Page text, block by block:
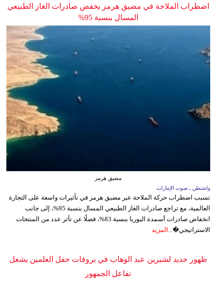
اضطراب الملاحة في مضيق هرمز يخفض صادرات الغاز الطبيعي
المسال بنسبة 95%
مضيق هرمز
واشنطن ـ صوت الإمارات
تسبب اضطراب حركة الملاحة عبر مضيق هرمز في تأثيرات واسعة على التجارة
العالمية، مع تراجع صادرات الغاز الطبيعي المسال بنسبة 95%، إلى جانب
انخفاض صادرات أسمدة اليوريا بنسبة 83%، فضلًا عن تأثر عدد من المنتجات
الاستراتيجي�... المزيد
ظهور جديد لشيرين عبد الوهاب في بروفات حفل العلمين يشعل
تفاعل الجمهور